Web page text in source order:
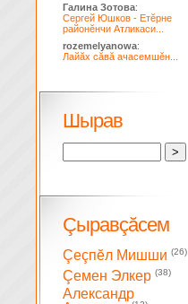
Галина Зотова:
Сергей Юшков - Етĕрне
районĕнчи Атликаси...
rozemelyanowa:
Лайăх сăвă ачасемшĕн...
Шырав
Çыравçăсем
Çеçпĕл Мишши (26)
Çемен Элкер (38)
Александр